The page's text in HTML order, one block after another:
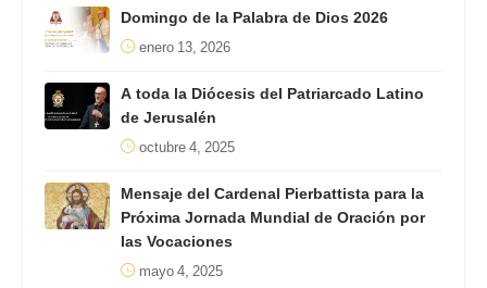
Domingo de la Palabra de Dios 2026
enero 13, 2026
A toda la Diócesis del Patriarcado Latino
de Jerusalén
octubre 4, 2025
Mensaje del Cardenal Pierbattista para la
Próxima Jornada Mundial de Oración por
las Vocaciones
mayo 4, 2025